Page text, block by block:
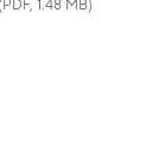
(PDF, 1.48 MB)